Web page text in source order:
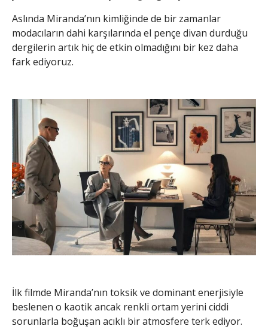
Aslında Miranda’nın kimliğinde de bir zamanlar
modacıların dahi karşılarında el pençe divan durduğu
dergilerin artık hiç de etkin olmadığını bir kez daha
fark ediyoruz.
İlk filmde Miranda’nın toksik ve dominant enerjisiyle
beslenen o kaotik ancak renkli ortam yerini ciddi
sorunlarla boğuşan acıklı bir atmosfere terk ediyor.